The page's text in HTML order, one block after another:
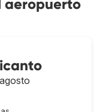
aeropuerto